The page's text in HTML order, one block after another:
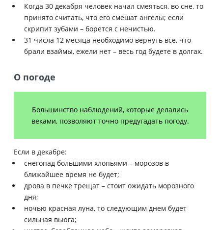
Когда 30 декабря человек начал смеяться, во сне, то
принято считать, что его смешат ангелы; если
скрипит зубами – борется с нечистью.
31 числа 12 месяца необходимо вернуть все, что
брали взаймы, ежели нет – весь год будете в долгах.
О погоде
Большинство наблюдений, которые делались
веками, позволяют точно предугадать погоду.
Если в декабре:
снегопад большими хлопьями – морозов в
ближайшее время не будет;
дрова в печке трещат – стоит ожидать морозного
дня;
ночью красная луна, то следующим днем будет
сильная вьюга;